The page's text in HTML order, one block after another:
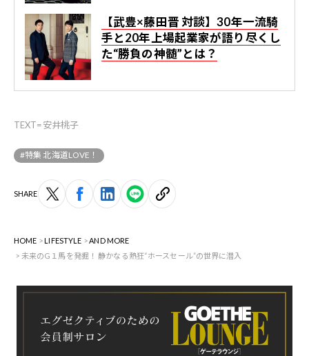
【武豊×藤田晋 対談】30年一流騎
手と20年上場起業家が語り尽くし
た“勝負の神髄”とは？
TEXT=安井桃子
#特集 北海道LOVE！
SHARE
HOME LIFESTYLE
AND MORE
未来のG１馬を発掘！ 静かなる熱狂“ホースセール”の世界に潜入